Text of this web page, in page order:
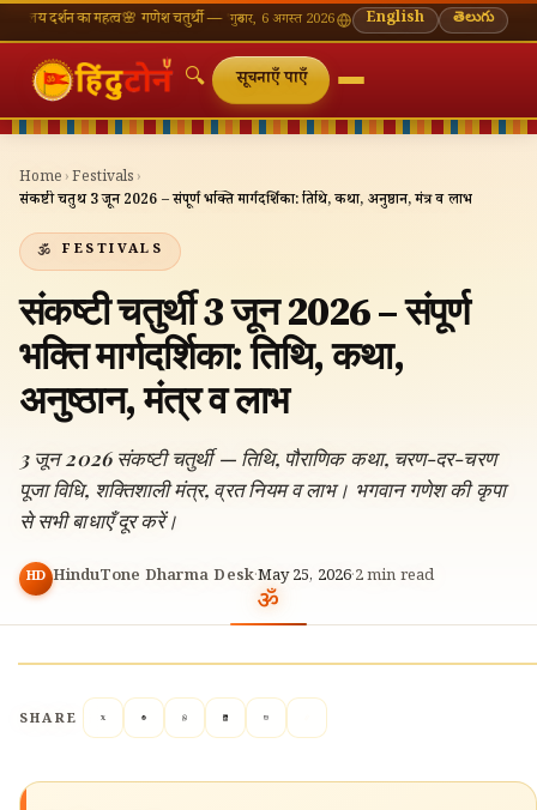
महत्व🌸 गणेश चतुर्थी — भाद्रपद शुक्ल चतुर्थी ⛩ काशी विश्वनाथ — आज के दर्शन समय🔔
गुरुवार, 6 अगस्त 2026 English తెలుగు
🔍 सूचनाएँ पाएँ
Home ›Festivals ›
संकष्टी चतुर्थी 3 जून 2026 – संपूर्ण भक्ति मार्गदर्शिका: तिथि, कथा, अनुष्ठान, मंत्र व लाभ
FESTIVALS
संकष्टी चतुर्थी 3 जून 2026 – संपूर्ण
भक्ति मार्गदर्शिका: तिथि, कथा,
अनुष्ठान, मंत्र व लाभ
3 जून 2026 संकष्टी चतुर्थी — तिथि, पौराणिक कथा, चरण-दर-चरण
पूजा विधि, शक्तिशाली मंत्र, व्रत नियम व लाभ। भगवान गणेश की कृपा
से सभी बाधाएँ दूर करें।
HD HinduTone Dharma Desk·May 25, 2026·2min read
SHARE